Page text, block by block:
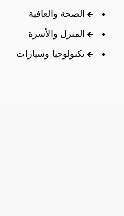
الصحة والعافية
المنزل والأسرة
تكنولوجيا وسيارات